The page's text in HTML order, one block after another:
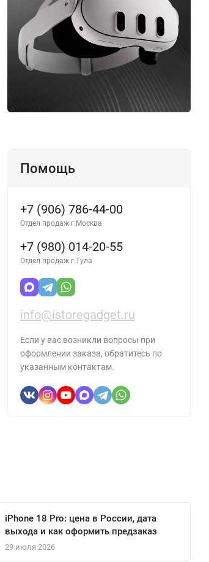
В наличии
28 990
В корзину
Оформить в 1 клик
Помощь
+7 (906) 786-44-00
Отдел продаж г.Москва
+7 (980) 014-20-55
Отдел продаж г.Тула
info@istoregadget.ru
Если у вас возникли вопросы при
оформлении заказа, обратитесь по
указанным контактам.
iPhone 18 Pro: цена в России, дата
выхода и как оформить предзаказ
29 июля 2026